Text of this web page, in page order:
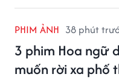
PHIM ẢNH 38 phút
3 phim Hoa ngữ
muốn rời xa phố